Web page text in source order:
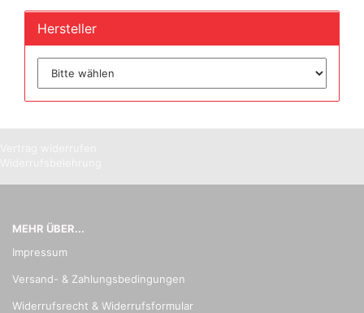
Hersteller
MEHR ÜBER...
Impressum
Versand- & Zahlungsbedingungen
Widerrufsrecht & Widerrufsformular